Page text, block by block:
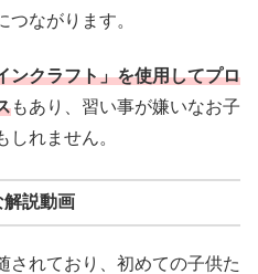
ながります。
ンクラフト」を使用してプロ
もあり、習い事が嫌いなお子
しれません。
説動画
されており、初めての子供た